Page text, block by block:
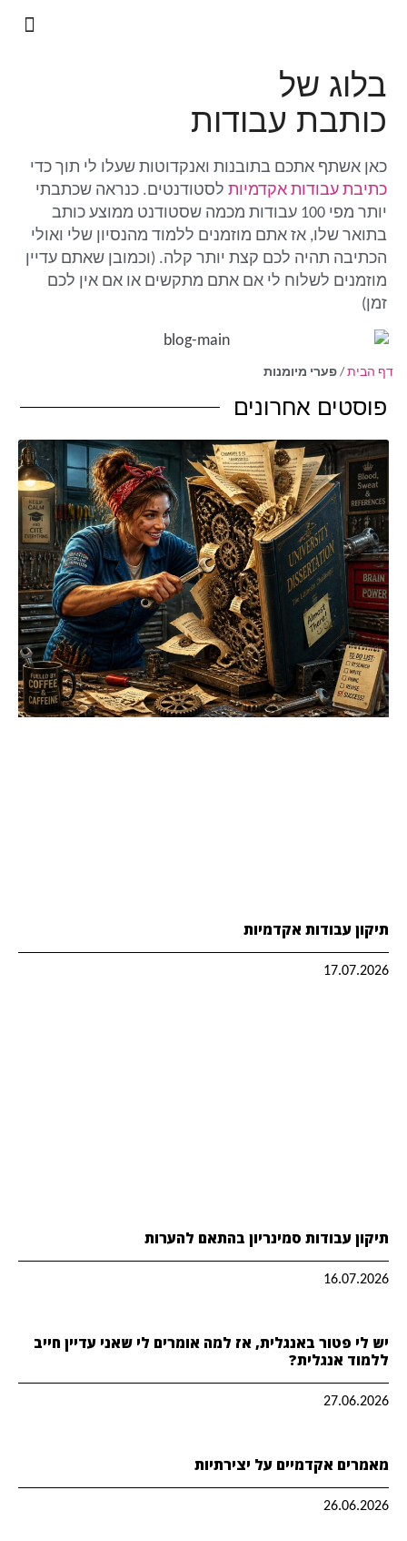
בלוג של
כותבת עבודות
כאן אשתף אתכם בתובנות ואנקדוטות שעלו לי תוך כדי
כתיבת עבודות אקדמיות לסטודנטים. כנראה שכתבתי
יותר מפי 100 עבודות מכמה שסטודנט ממוצע כותב
בתואר שלו, אז אתם מוזמנים ללמוד מהנסיון שלי ואולי
הכתיבה תהיה לכם קצת יותר קלה. (וכמובן שאתם עדיין
מוזמנים לשלוח לי אם אתם מתקשים או אם אין לכם
זמן)
דף הבית/ פערי מיומנות
פוסטים אחרונים
תיקון עבודות אקדמיות
17.07.2026
תיקון עבודות סמינריון בהתאם להערות
16.07.2026
יש לי פטור באנגלית, אז למה אומרים לי שאני עדיין חייב
ללמוד אנגלית?
27.06.2026
מאמרים אקדמיים על יצירתיות
26.06.2026